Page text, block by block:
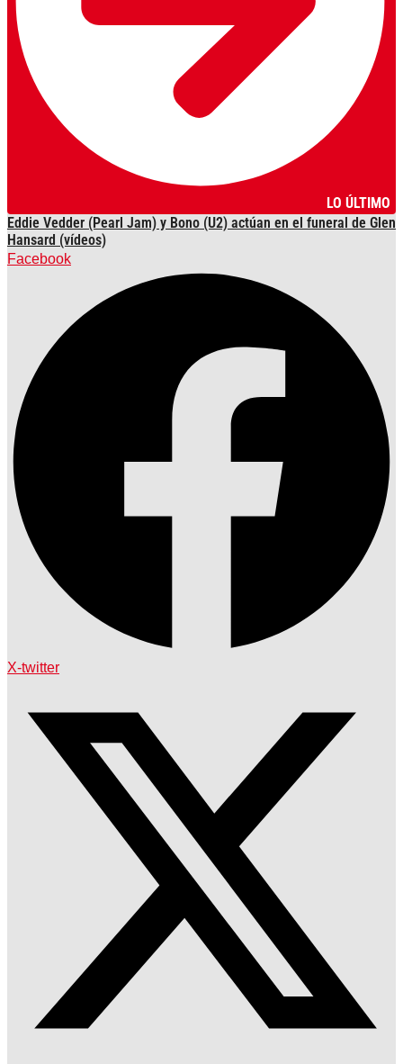
LO ÚLTIMO
Eddie Vedder (Pearl Jam) y Bono (U2) actúan en el funeral de Glen
Hansard (vídeos)
Facebook
X-twitter